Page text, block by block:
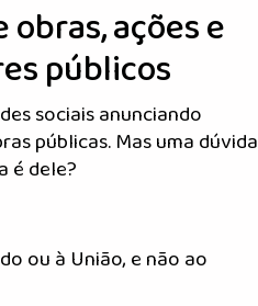
ações e
públicos
sociais anunciando
públicas. Mas uma dúvida
é dele?
ou à União, e não ao